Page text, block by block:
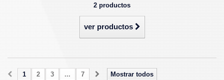
2 productos
ver productos
Mostrar todos
1 2 3 ... 7